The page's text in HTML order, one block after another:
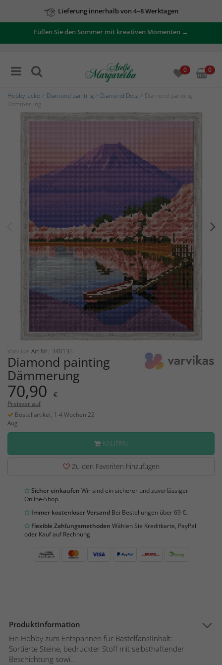
Lieferung innerhalb von 4–8 Werktagen
Füllen Sie den Sommer mit kreativen Momenten →
0 0
Hobby-ecke Diamond painting Diamond Dotz > Diamond painting
Dämmerung
Varvikas Art.Nr.: 340135
Diamond painting
Dämmerung
70,90 €
Preisverlauf
Bestellartikel, 1-4 Wochen 22
Aug
KAUFEN
Zu den Favoriten hinzufügen
Sicher einkaufen Wir sind ein sicherer und zuverlässiger
Online-Shop.
Immer kostenloser Versand Bei Bestellungen über 69 €.
Flexible Zahlungsmethoden Wählen Sie Kreditkarte, PayPal
oder Kauf auf Rechnung
Produktinformation
Ein Hobby zum Entspannen für Bastelfans!Inhalt:
Sortierte Steine, bedruckter Stoff mit selbsthaftender
Beschichtung sowi...